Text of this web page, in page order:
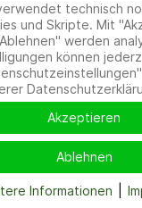
technisch
und Skripte. Mit
werden
können
Akzeptieren
Ablehnen
Informationen